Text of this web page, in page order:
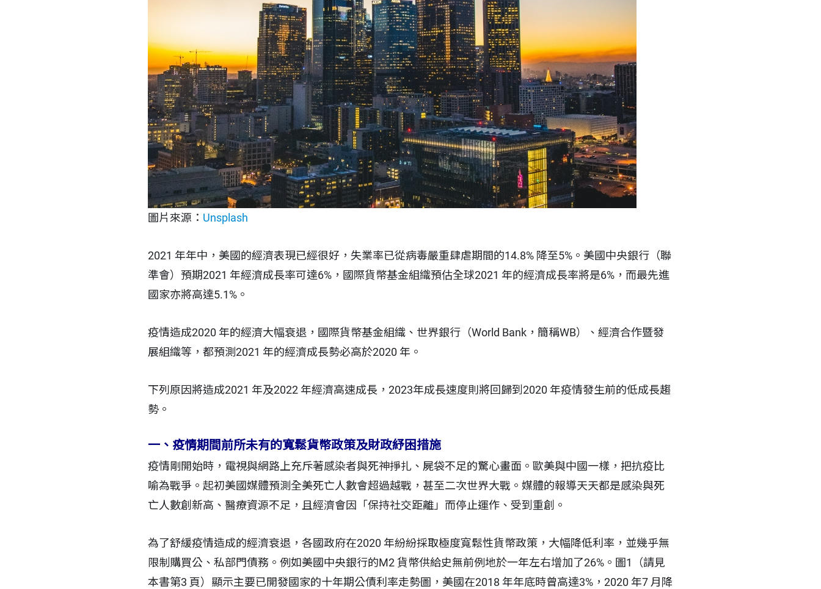
圖片來源： Unsplash
2021 年年中，美國的經濟表現已經很好，失業率已從病毒嚴重肆虐期間的14.8% 降至5%。美國中央銀行（聯
準會）預期2021 年經濟成長率可達6%，國際貨幣基金組織預估全球2021 年的經濟成長率將是6%，而最先進
國家亦將高達5.1%。
疫情造成2020 年的經濟大幅衰退，國際貨幣基金組織、世界銀行（World Bank，簡稱WB）、經濟合作暨發
展組織等，都預測2021 年的經濟成長勢必高於2020 年。
下列原因將造成2021 年及2022 年經濟高速成長，2023年成長速度則將回歸到2020 年疫情發生前的低成長趨
勢。
一、疫情期間前所未有的寬鬆貨幣政策及財政紓困措施
疫情剛開始時，電視與網路上充斥著感染者與死神掙扎、屍袋不足的驚心畫面。歐美與中國一樣，把抗疫比
喻為戰爭。起初美國媒體預測全美死亡人數會超過越戰，甚至二次世界大戰。媒體的報導天天都是感染與死
亡人數創新高、醫療資源不足，且經濟會因「保持社交距離」而停止運作、受到重創。
為了舒緩疫情造成的經濟衰退，各國政府在2020 年紛紛採取極度寬鬆性貨幣政策，大幅降低利率，並幾乎無
限制購買公、私部門債務。例如美國中央銀行的M2 貨幣供給史無前例地於一年左右增加了26%。圖1（請見
本書第3 頁）顯示主要已開發國家的十年期公債利率走勢圖，美國在2018 年年底時曾高達3%，2020 年7 月降